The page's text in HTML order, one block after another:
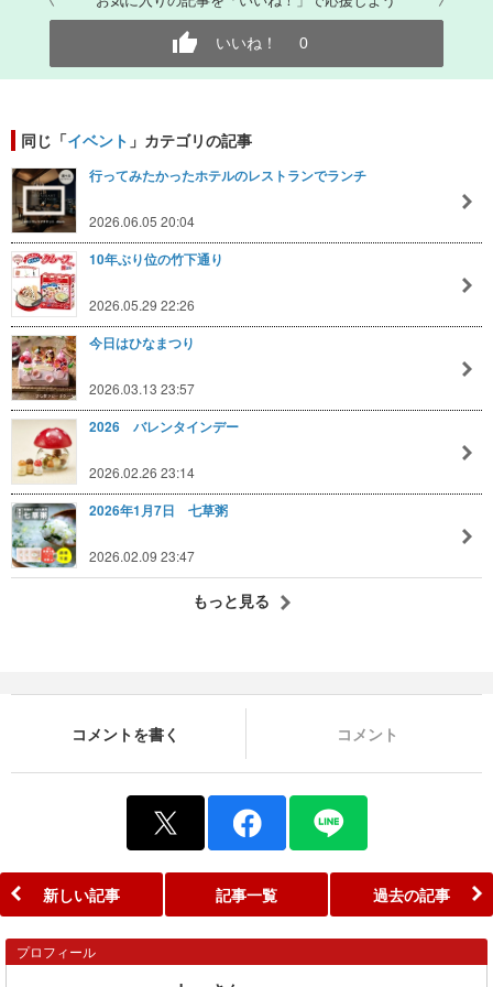
いいね！ 0
同じ「イベント 」カテゴリの記事
行ってみたかったホテルのレストランでランチ
2026.06.05 20:04
10年ぶり位の竹下通り
2026.05.29 22:26
今日はひなまつり
2026.03.13 23:57
2026 バレンタインデー
2026.02.26 23:14
2026年1月7日 七草粥
2026.02.09 23:47
もっと見る
コメントを書く コメント
新しい記事 記事一覧 過去の記事
プロフィール